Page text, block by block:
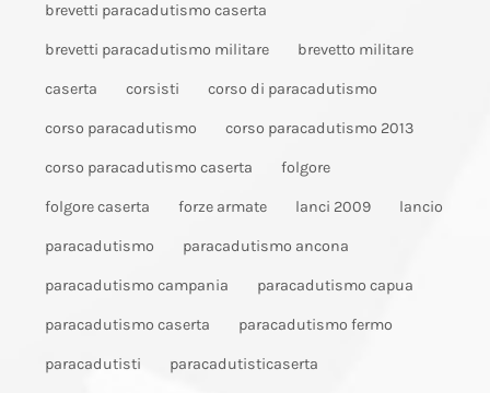
brevetti paracadutismo caserta
brevetti paracadutismo militare brevetto militare
caserta corsisti corso di paracadutismo
corso paracadutismo corso paracadutismo 2013
corso paracadutismo caserta folgore
folgore caserta forze armate lanci 2009 lancio
paracadutismo paracadutismo ancona
paracadutismo campania paracadutismo capua
paracadutismo caserta paracadutismo fermo
paracadutisti paracadutisticaserta